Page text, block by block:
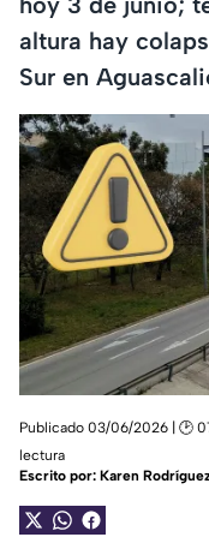
altura hay
Sur en
Publicado 03/06/2026 | 🕑
lectura
Escrito por: Karen